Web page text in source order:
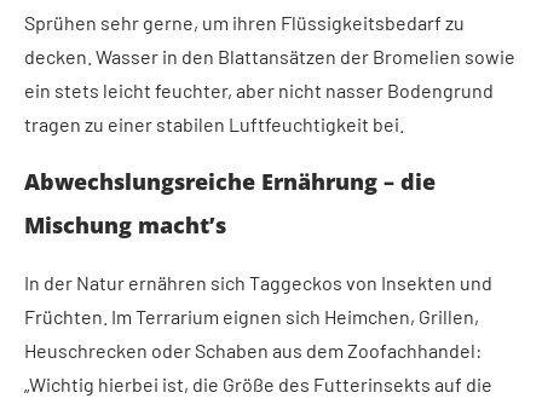
Sprühen sehr gerne, um ihren Flüssigkeitsbedarf zu
decken. Wasser in den Blattansätzen der Bromelien sowie
ein stets leicht feuchter, aber nicht nasser Bodengrund
tragen zu einer stabilen Luftfeuchtigkeit bei.
Abwechslungsreiche Ernährung – die
Mischung macht’s
In der Natur ernähren sich Taggeckos von Insekten und
Früchten. Im Terrarium eignen sich Heimchen, Grillen,
Heuschrecken oder Schaben aus dem Zoofachhandel:
„Wichtig hierbei ist, die Größe des Futterinsekts auf die